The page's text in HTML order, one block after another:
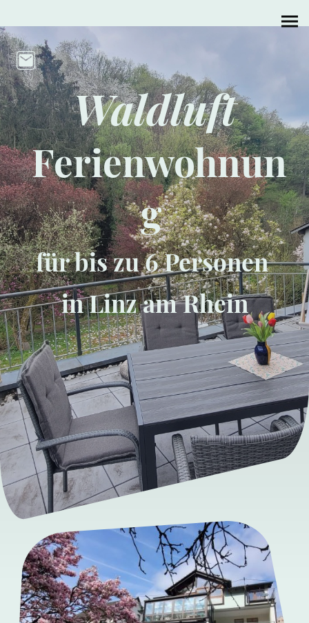
Waldluft
Ferienwohnun
g
für bis zu 6 Personen
in Linz am Rhein